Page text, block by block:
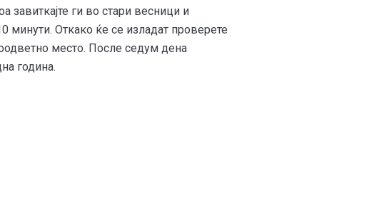
завиткајте ги во стари весници и
минути. Откако ќе се изладат проверете
место. После седум дена
година.